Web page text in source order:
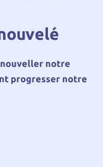
notre
progresser notre